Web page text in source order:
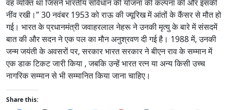
वह व्यक्ति था जिसने भारतीय संविधान की योजना की कल्पना की और इसकी
नींव रखी।” 30 नवंबर 1953 को राऊ की ज्यूरिख में आंतों के कैंसर से मौत हो
गई। भारत के प्रधानमंत्री जवाहरलाल नेहरू ने उनकी मृत्यु के बारे में संसदमें
बात की और सदन ने एक पल का मौन अनुश्रवण दी गई है। 1988 में, उनकी
जन्म जयंती के अवसरों पर, सरकार भारत सरकार ने बीएन राव के सम्मान में
एक डाक टिकट जारी किया , जबकि उन्हें भारत रत्न या अन्य किसी उच्च
नागरिक सम्मान से भी सम्मानित किया जाना चाहिए।
Share this: